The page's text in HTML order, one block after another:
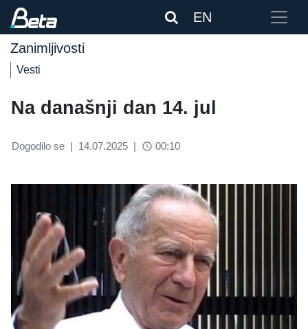
EN
Zanimljivosti
Vesti
Na današnji dan 14. jul
Dogodilo se | 14.07.2025 | access_time 00:10